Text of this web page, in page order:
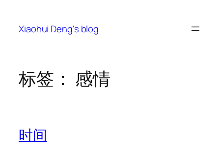
Xiaohui Deng's blog
标签： 感情
时间